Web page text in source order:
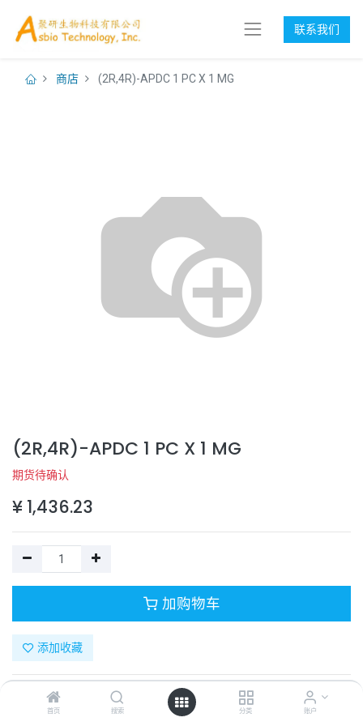
首页 搜索 分类 账户
联系我们
商店 (2R,4R)-APDC 1 PC X 1 MG
(2R,4R)-APDC 1 PC X 1 MG
期货待确认
¥ 1,436.23
加购物车
添加收藏
目录号：5044720001
计量单位：